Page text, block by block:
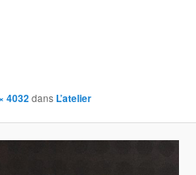
4032dans L’atelier